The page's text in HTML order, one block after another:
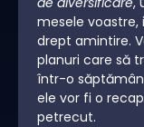
mesele voastre,
drept amintire.
planuri care să
într-o
ele vor fi o
petrecut.